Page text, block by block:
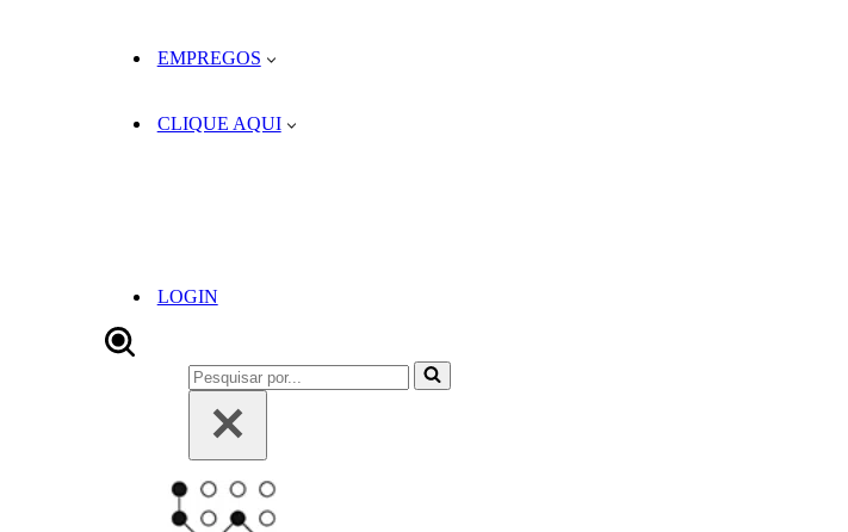
EMPREGOS
CLIQUE AQUI
LOGIN
Pesquisar
por...